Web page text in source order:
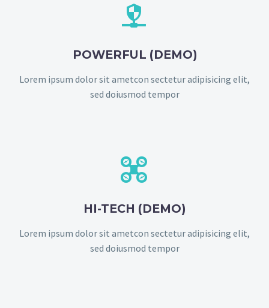


POWERFUL (DEMO)
Lorem ipsum dolor sit ametcon sectetur adipisicing elit,
sed doiusmod tempor


HI-TECH (DEMO)
Lorem ipsum dolor sit ametcon sectetur adipisicing elit,
sed doiusmod tempor